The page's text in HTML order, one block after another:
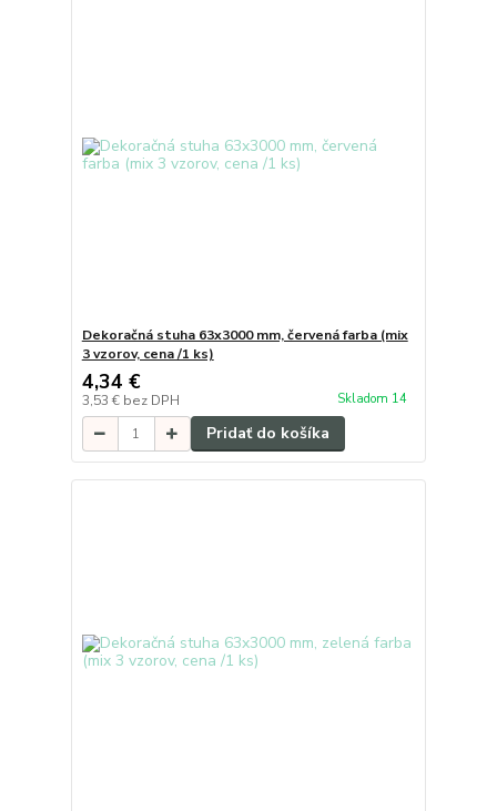
Dekoračná stuha 63x3000 mm, červená farba (mix
3 vzorov, cena /1 ks)
4,34 €
3,53 € bez DPH Skladom 14
Pridať do košíka